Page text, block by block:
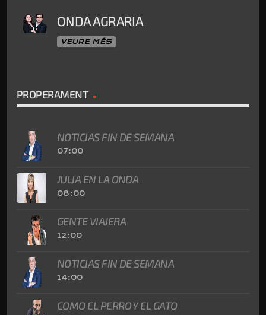
ONDA AGRARIA
VEURE MÉS
PROPERAMENT
NOTICIAS FIN DE SEMANA
07:00
JULIA EN LA ONDA
08:00
GENTE VIAJERA
12:00
NOTICIAS FIN DE SEMANA
14:00
COMO EL PERRO Y EL GATO